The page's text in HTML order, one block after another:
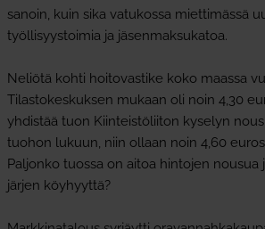
sanoin, kuin sika vatukossa miettimässä
työllisyystoimia ja jäsenmaksukatoa.
Neliötä kohti hoitovastike koko maassa
Tilastokeskuksen mukaan oli noin 4,30
yhdistää tuon Kiinteistöliiton kyselyn
tuohon lukuun, niin ollaan noin 4,60
Paljonko tuossa on aitoa hintojen nousua
järjen köyhyyttä?